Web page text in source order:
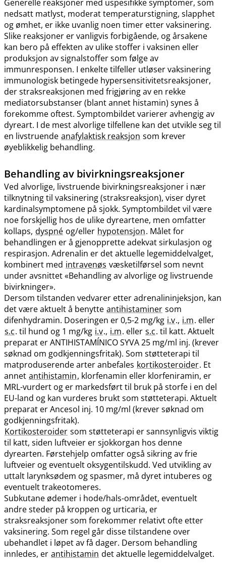
Generelle reaksjoner med uspesifikke symptomer, som
nedsatt matlyst, moderat temperaturstigning, slapphet
og ømhet, er ikke uvanlig noen timer etter vaksinering.
Slike reaksjoner er vanligvis forbigående, og årsakene
kan bero på effekten av ulike stoffer i vaksinen eller
produksjon av signalstoffer som følge av
immunresponsen. I enkelte tilfeller utløser vaksinering
immunologisk betingede hypersensitivitetsreaksjoner,
der straksreaksjonen med frigjøring av en rekke
mediatorsubstanser (blant annet histamin) synes å
forekomme oftest. Symptombildet varierer avhengig av
dyreart. I de mest alvorlige tilfellene kan det utvikle seg til
en livstruende anafylaktisk reaksjon som krever
øyeblikkelig behandling.
Behandling av bivirkningsreaksjoner
Ved alvorlige, livstruende bivirkningsreaksjoner i nær
tilknytning til vaksinering (straksreaksjon), viser dyret
kardinalsymptomene på sjokk. Symptombildet vil være
noe forskjellig hos de ulike dyreartene, men omfatter
kollaps, dyspné og​/​eller hypotensjon. Målet for
behandlingen er å gjenopprette adekvat sirkulasjon og
respirasjon. Adrenalin er det aktuelle legemiddelvalget,
kombinert med intravenøs væsketilførsel som nevnt
under avsnittet «Behandling av alvorlige og livstruende
bivirkninger».
Dersom tilstanden vedvarer etter adrenalininjeksjon, kan
det være aktuelt å benytte antihistaminer som
difenhydramin. Doseringen er 0,5-2 mg/kg i.v., i.m. eller
s.c. til hund og 1 mg/kg i.v., i.m. eller s.c. til katt. Aktuelt
preparat er ANTIHISTAMÍNICO SYVA 25 mg/ml inj. (krever
søknad om godkjenningsfritak). Som støtteterapi til
matproduserende arter anbefales kortikosteroider. Et
annet antihistamin, klorfenamin eller klorfeniramin, er
MRL-vurdert og er markedsført til bruk på storfe i en del
EU-land og kan vurderes brukt som støtteterapi. Aktuelt
preparat er Ancesol inj. 10 mg/ml (krever søknad om
godkjenningsfritak).
Kortikosteroider som støtteterapi er sannsynligvis viktig
til katt, siden luftveier er sjokkorgan hos denne
dyrearten. Førstehjelp omfatter også sikring av frie
luftveier og eventuelt oksygentilskudd. Ved utvikling av
uttalt larynksødem og spasmer, må dyret intuberes og
eventuelt trakeotomeres.
Subkutane ødemer i hode​/​hals-området, eventuelt
andre steder på kroppen og urticaria, er
straksreaksjoner som forekommer relativt ofte etter
vaksinering. Som regel går disse tilstandene over
ubehandlet i løpet av få dager. Dersom behandling
innledes, er antihistamin det aktuelle legemiddelvalget.